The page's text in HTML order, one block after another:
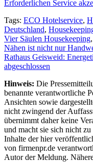
Erforderlichen Service
Tags: ECO Hotelservice,
Deutschland,
Vier Säulen Housekeeping,
Nähen ist nicht nur
Rathaus Geisweid:
abgeschlossen
Hinweis: Die
benannte verantwortliche
Ansichten sowie
nicht zwingend der
übernimmt daher keine
und macht sie sich nicht zu
Inhalte der hier
von firmenpr.de
Autor der Meldung.